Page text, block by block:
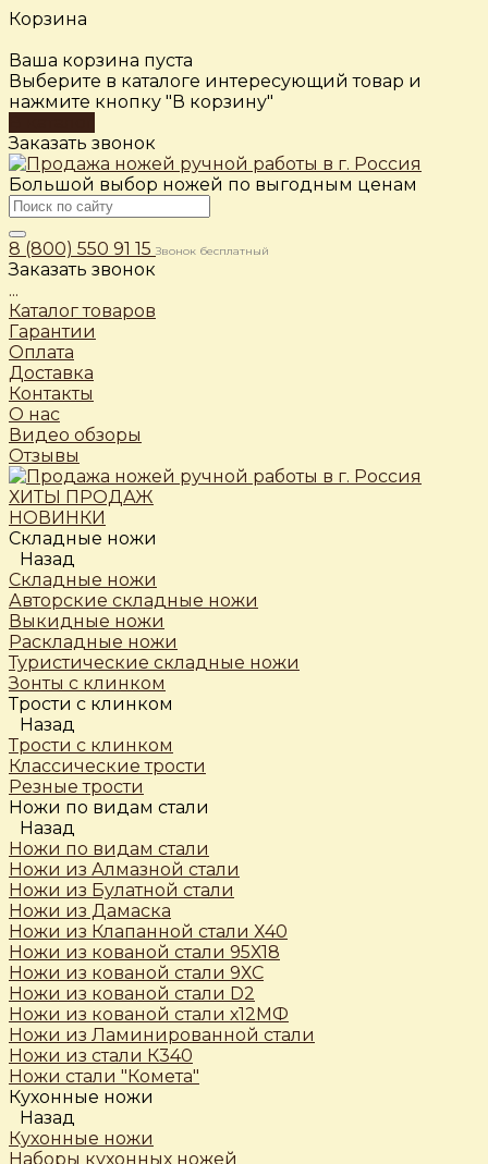
Корзина
Ваша корзина пуста
Выберите в каталоге интересующий товар и
нажмите кнопку "В корзину"
Заказать звонок
Большой выбор ножей по выгодным ценам
8 (800) 550 91 15 Звонок бесплатный
Заказать звонок
...
Каталог товаров
Гарантии
Оплата
Доставка
Контакты
О нас
Видео обзоры
Отзывы
ХИТЫ ПРОДАЖ
НОВИНКИ
Складные ножи
Назад
Складные ножи
Авторские складные ножи
Выкидные ножи
Раскладные ножи
Туристические складные ножи
Зонты с клинком
Трости c клинком
Назад
Трости c клинком
Классические трости
Резные трости
Ножи по видам стали
Назад
Ножи по видам стали
Ножи из Алмазной стали
Ножи из Булатной стали
Ножи из Дамаска
Ножи из Клапанной стали Х40
Ножи из кованой стали 95Х18
Ножи из кованой стали 9ХС
Ножи из кованой стали D2
Ножи из кованой стали х12МФ
Ножи из Ламинированной стали
Ножи из стали К340
Ножи стали "Комета"
Кухонные ножи
Назад
Кухонные ножи
Наборы кухонных ножей